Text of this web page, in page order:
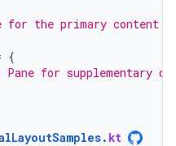
for the primary content
{
Pane for supplementary
. kt